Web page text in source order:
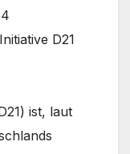
D21
ist, laut